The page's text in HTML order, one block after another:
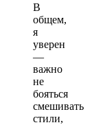
В
общем,
я
уверен
—
важно
не
бояться
смешивать
стили,